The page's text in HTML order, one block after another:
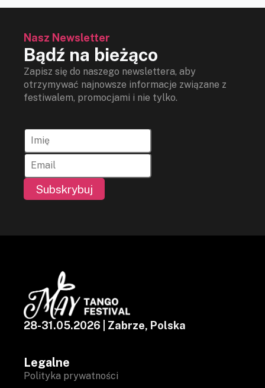
Nasz Newsletter
Bądź na bieżąco
Zapisz się do naszego newslettera, aby
otrzymywać najnowsze informacje związane z
festiwalem, promocjami i nie tylko.
Subskrybuj
28-31.05.2026 | Zabrze, Polska
Legalne
Polityka prywatności